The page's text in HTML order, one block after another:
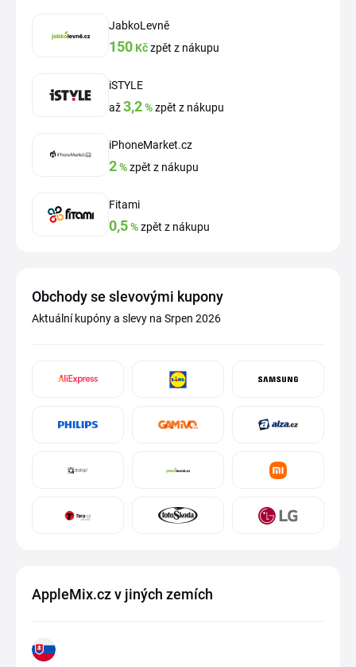
JabkoLevně
150 Kčzpět z nákupu
iSTYLE
až3,2%zpět z nákupu
iPhoneMarket.cz
2%zpět z nákupu
Fitami
0,5%zpět z nákupu
Obchody se slevovými kupony
Aktuální kupóny a slevy na Srpen 2026
AppleMix.cz v jiných zemích